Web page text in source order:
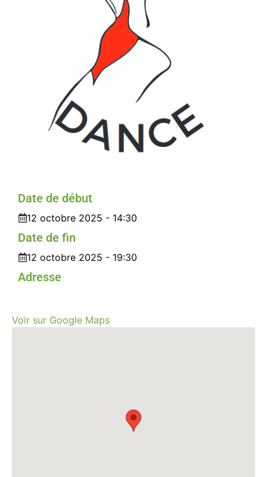
Date de début
12 octobre 2025 - 14:30
Date de fin
12 octobre 2025 - 19:30
Adresse
Voir sur Google Maps